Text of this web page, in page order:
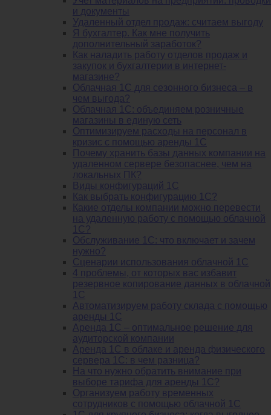
и документы
Удаленный отдел продаж: считаем выгоду
Я бухгалтер. Как мне получить
дополнительный заработок?
Как наладить работу отделов продаж и
закупок и бухгалтерии в интернет-
магазине?
Облачная 1С для сезонного бизнеса – в
чем выгода?
Облачная 1С: объединяем розничные
магазины в единую сеть
Оптимизируем расходы на персонал в
кризис с помощью аренды 1С
Почему хранить базы данных компании на
удаленном сервере безопаснее, чем на
локальных ПК?
Виды конфигураций 1С
Как выбрать конфигурацию 1С?
Какие отделы компании можно перевести
на удаленную работу с помощью облачной
1С?
Обслуживание 1С: что включает и зачем
нужно?
Сценарии использования облачной 1С
4 проблемы, от которых вас избавит
резервное копирование данных в облачной
1С
Автоматизируем работу склада с помощью
аренды 1С
Аренда 1С – оптимальное решение для
аудиторской компании
Аренда 1С в облаке и аренда физического
сервера 1С: в чем разница?
На что нужно обратить внимание при
выборе тарифа для аренды 1С?
Организуем работу временных
сотрудников с помощью облачной 1С